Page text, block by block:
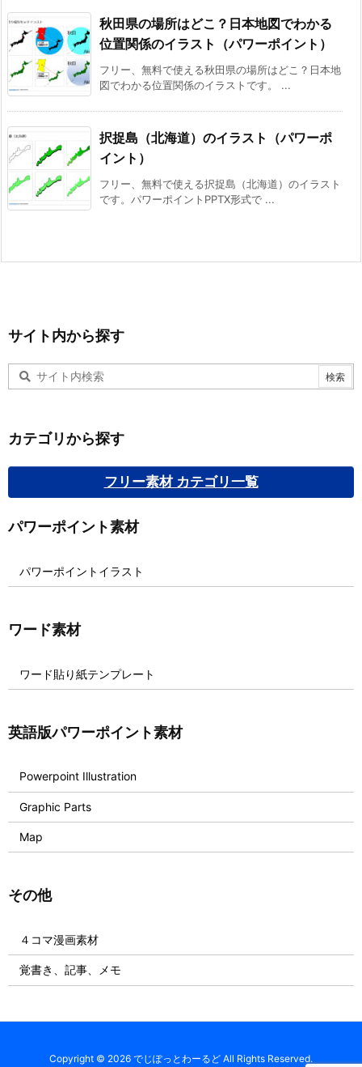
秋田県の場所はどこ？日本地図でわかる
位置関係のイラスト（パワーポイント）
フリー、無料で使える秋田県の場所はどこ？日本地
図でわかる位置関係のイラストです。 ...
択捉島（北海道）のイラスト（パワーポ
イント）
フリー、無料で使える択捉島（北海道）のイラスト
です。パワーポイントPPTX形式で ...
サイト内から探す
カテゴリから探す
フリー素材 カテゴリ一覧
パワーポイント素材
パワーポイントイラスト
ワード素材
ワード貼り紙テンプレート
英語版パワーポイント素材
Powerpoint Illustration
Graphic Parts
Map
その他
４コマ漫画素材
覚書き、記事、メモ
Copyright © 2026 でじぽっとわーるど All Rights Reserved.